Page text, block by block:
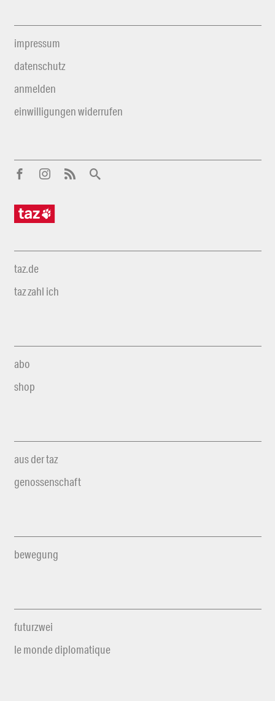
impressum
datenschutz
anmelden
einwilligungen widerrufen
taz.de
taz zahl ich
abo
shop
aus der taz
genossenschaft
bewegung
futurzwei
le monde diplomatique